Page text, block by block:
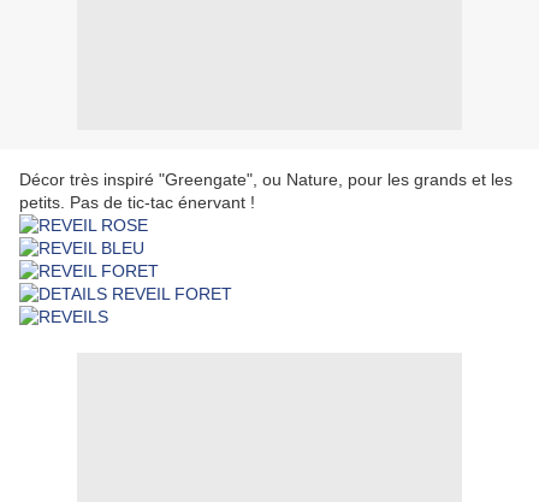
Décor très inspiré "Greengate", ou Nature, pour les grands et les
petits. Pas de tic-tac énervant !